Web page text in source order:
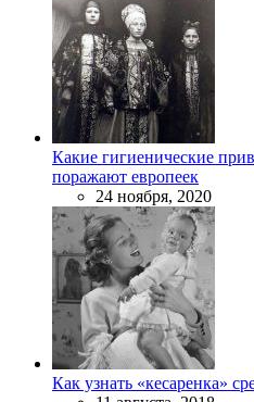
Какие гигиенические
поражают европеек
24 ноября, 2020
Как узнать «кесаренка»